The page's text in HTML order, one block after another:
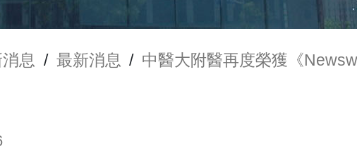
息 / 最新消息 / 中醫大附醫再度榮獲《